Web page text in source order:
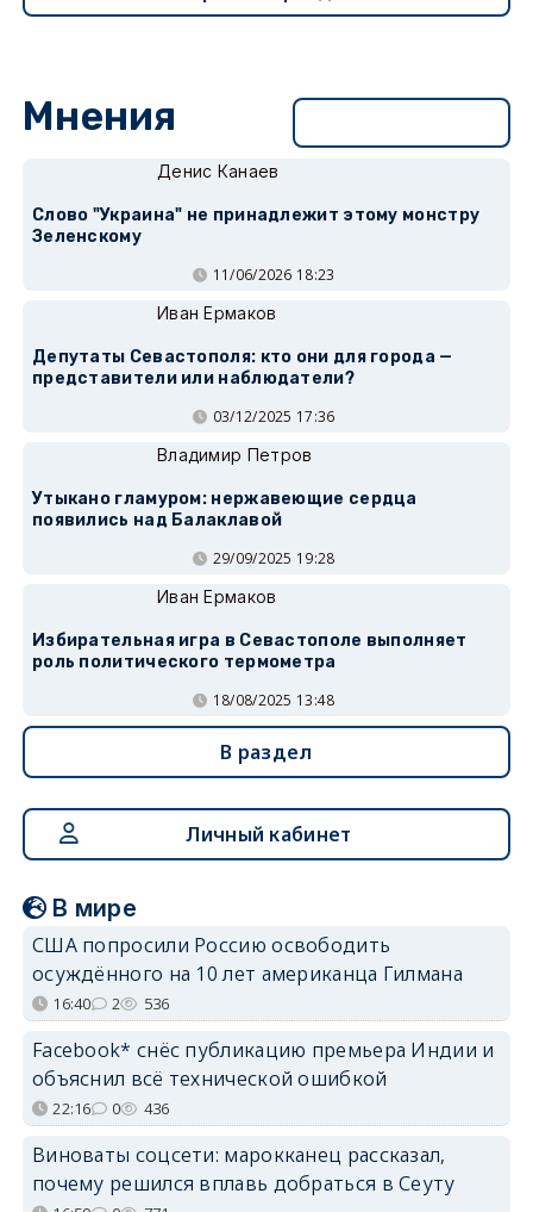
Мнения
Денис Канаев
Слово "Украина" не принадлежит этому монстру
Зеленскому
11/06/2026 18:23
Иван Ермаков
Депутаты Севастополя: кто они для города —
представители или наблюдатели?
03/12/2025 17:36
Владимир Петров
Утыкано гламуром: нержавеющие сердца
появились над Балаклавой
29/09/2025 19:28
Иван Ермаков
Избирательная игра в Севастополе выполняет
роль политического термометра
18/08/2025 13:48
В раздел
Личный кабинет
В мире
США попросили Россию освободить
осуждённого на 10 лет американца Гилмана
16:40 2 536
Facebook* снёс публикацию премьера Индии и
объяснил всё технической ошибкой
22:16 0 436
Виноваты соцсети: марокканец рассказал,
почему решился вплавь добраться в Сеуту